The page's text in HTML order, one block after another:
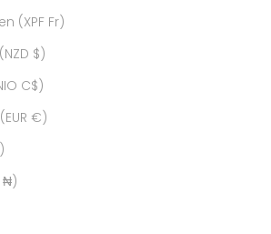
(XPF Fr)
$)
C$)
€)
₦)